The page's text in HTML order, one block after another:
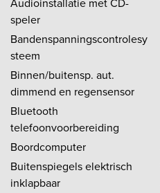
speler
Bandenspanningscontrolesy
steem
Binnen/buitensp. aut.
dimmend en regensensor
Bluetooth
telefoonvoorbereiding
Boordcomputer
Buitenspiegels elektrisch
inklapbaar